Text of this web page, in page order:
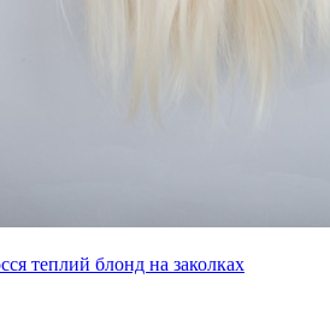
теплий блонд на заколках